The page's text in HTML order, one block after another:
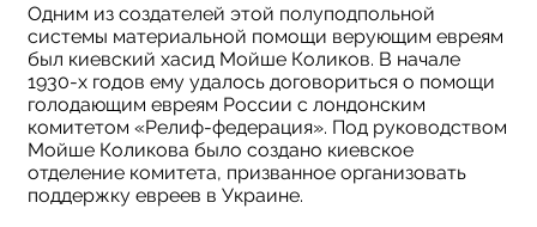
Одним из создателей этой полуподпольной
системы материальной помощи верующим евреям
был киевский хасид Мойше Коликов. В начале
1930-х годов ему удалось договориться о помощи
голодающим евреям России с лондонским
комитетом «Релиф-федерация». Под руководством
Мойше Коликова было создано киевское
отделение комитета, призванное организовать
поддержку евреев в Украине.